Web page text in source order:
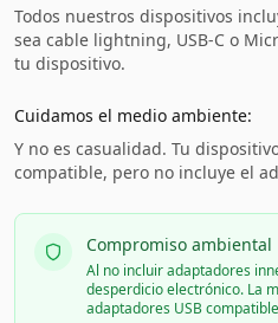
Todos nuestros dispositivos
sea cable lightning, USB-C o
tu dispositivo.
Cuidamos el medio ambiente:
Y no es casualidad. Tu
compatible, pero no incluye el
Compromiso ambiental
Al no incluir adaptadores
desperdicio electrónico. La
adaptadores USB